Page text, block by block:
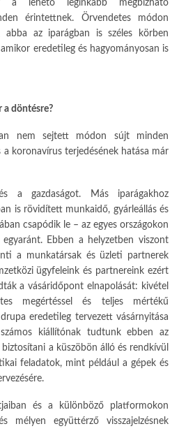
a lehető leginkább megbízható
érintettnek. Örvendetes módon
abba az iparágban is széles körben
eredetileg és hagyományosan is
a döntésre?
nem sejtett módon sújt minden
a koronavírus terjedésének hatása már
a gazdaságot. Más iparágakhoz
is rövidített munkaidő, gyárleállás és
csapódik le – az egyes országokon
Ebben a helyzetben viszont
a munkatársak és üzleti partnerek
ügyfeleink és partnereink ezért
a vásáridőpont elnapolását: kivétel
megértéssel és teljes mértékű
eredetileg tervezett vásárnyitása
kiállítónak tudtunk ebben az
a küszöbön álló és rendkívül
feladatok, mint például a gépek és
és a különböző platformokon
mélyen együttérző visszajelzésnek